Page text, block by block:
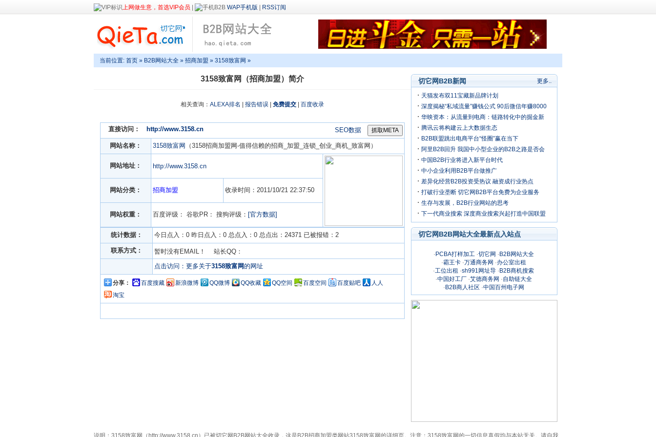
上网做生意，首选VIP会员 WAP手机版 RSS订阅
当前位置: 首页 » B2B网站大全 » 招商加盟 » 3158致富网 »
3158致富网（招商加盟）简介
相关查询： ALEXA排名 报告错误 免费提交 百度收录
直接访问： http://www.3158.cn SEO数据
网站名称： 3158致富网 （3158招商加盟网-值得信赖的招商_加盟_连锁_创业_商机_致富网）
网站地址： http://www.3158.cn
网站分类： 招商加盟 收录时间：2011/10/21 22:37:50
网站权重： 百度评级： 谷歌PR： 搜狗评级： [官方数据]
统计数据： 今日点入：0 昨日点入：0 总点入：0 总点出：24371 已被报错：2
联系方式：
暂时没有EMAIL！ 站长QQ：
点击访问：更多关于3158致富网的网址
分享： 百度搜藏 新浪微博 QQ微博 QQ收藏 QQ空间 百度空间 百度贴吧
人人
淘宝
更多..
切它网B2B新闻
天猫发布双11宝藏新品牌计划
深度揭秘“私域流量”赚钱公式 90后微信年赚8000
万
华映资本：从流量到电商：链路转化中的掘金新
机
腾讯云将构建云上大数据生态
B2B联盟跳出电商平台“怪圈”赢在当下
阿里B2B回升 我国中小型企业的B2B之路是否会
迎来春天？
中国B2B行业将进入新平台时代
中小企业利用B2B平台做推广
差异化经营B2B投资受热议 融资成行业热点
打破行业垄断 切它网B2B平台免费为企业服务
生存与发展，B2B行业网站的思考
下一代商业搜索 深度商业搜索兴起打造中国联盟
切它网B2B网站大全最新点入站点
· PCBA打样加工·切它网 · B2B网站大全
·霸王卡·万通商务网 ·办公室出租
·工位出租 ·sh991网址导 · B2B商机搜索
·中国好工厂·艾德商务网 ·自助链大全
· B2B商人社区 ·中国百州电子网